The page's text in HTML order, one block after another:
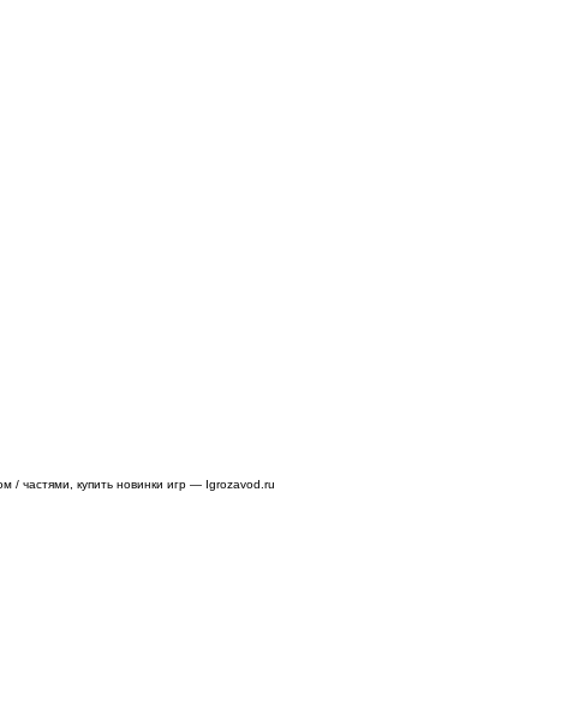
/ частями, купить новинки игр — Igrozavod.ru